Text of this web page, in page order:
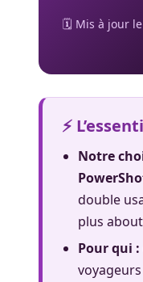
🗓️ Mis à jour
⚡
Notre
double
plus
Pour qui :